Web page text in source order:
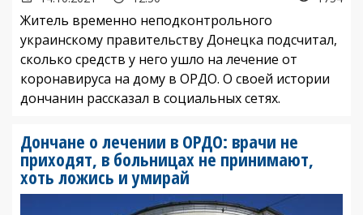
Житель временно неподконтрольного
украинскому правительству Донецка подсчитал,
сколько средств у него ушло на лечение от
коронавируса на дому в ОРДО. О своей истории
дончанин рассказал в социальных сетях.
Дончане о лечении в ОРДО: врачи не
приходят, в больницах не принимают,
хоть ложись и умирай